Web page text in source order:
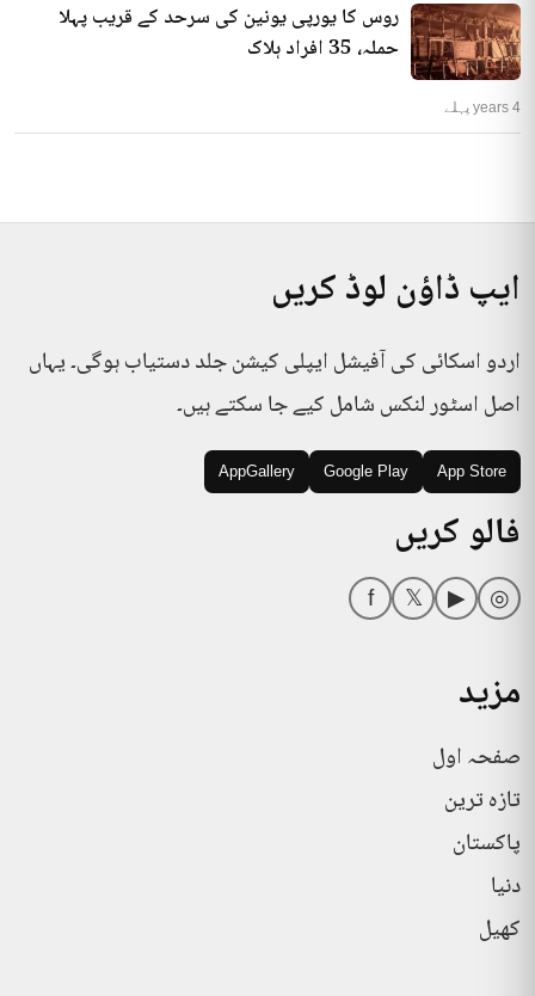
روس کا یورپی یونین کی سرحد کے قریب پہلا
حملہ، 35 افراد ہلاک
4 years پہلے
ایپ ڈاؤن لوڈ کریں
اردو اسکائی کی آفیشل ایپلی کیشن جلد دستیاب ہوگی۔ یہاں
اصل اسٹور لنکس شامل کیے جا سکتے ہیں۔
App Store
Google Play
AppGallery
فالو کریں
◎
▶
𝕏
f
مزید
صفحہ اول
تازہ ترین
پاکستان
دنیا
کھیل